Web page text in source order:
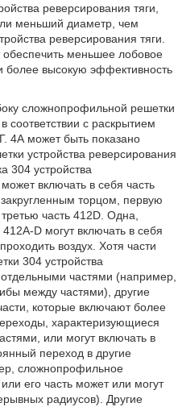
реверсирования тяги,
меньший диаметр, чем
реверсирования тяги.
меньшее лобовое
более высокую эффективность
сложнопрофильной решетки
соответствии с раскрытием
4А может быть показано
устройства реверсирования
304 устройства
включать в себя часть
торцом, первую
часть 412D. Одна,
412А-D могут включать в себя
воздух. Хотя части
304 устройства
частями (например,
между частями), другие
которые включают более
характеризующиеся
или могут включать в
переход в другие
сложнопрофильное
его часть может или могут
радиусов). Другие